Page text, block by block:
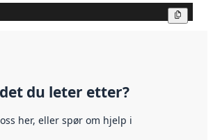
du leter etter?
her, eller spør om hjelp i